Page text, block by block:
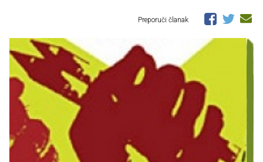
Preporuči članak